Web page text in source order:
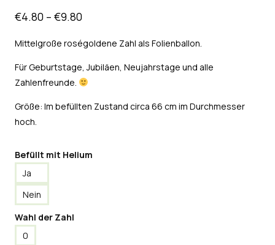
€4.80 – €9.80
Mittelgroße roségoldene Zahl als Folienballon.
Für Geburtstage, Jubiläen, Neujahrstage und alle
Zahlenfreunde.
Größe: Im befüllten Zustand circa 66 cm im Durchmesser
hoch.
Befüllt mit Helium
Ja
Nein
Wahl der Zahl
0